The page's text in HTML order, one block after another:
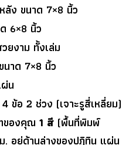
ง ขนาด 7×8 นิ้ว
6×8 นิ้ว
ยงาม ทั้งเล่ม
นาด 7×8 นิ้ว
น
4 ข้อ 2 ช่วง (เจาะรูสี่เหลี่ยม)
ของคุณ 1 สี (พื้นที่พิมพ์
. อยู่ด้านล่างของปฏิทิน แผ่น